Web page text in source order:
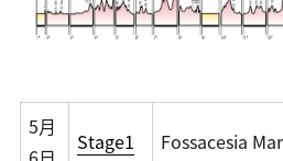
5月
Stage1 Fossacesia